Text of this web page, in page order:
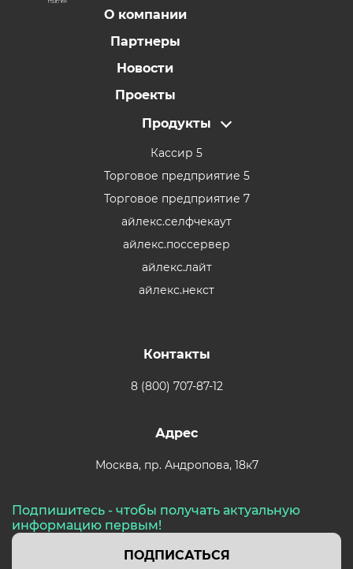
О компании
Партнеры
Новости
Проекты
Продукты
Кассир 5
Торговое предприятие 5
Торговое предприятие 7
айлекс.селфчекаут
айлекс.поссервер
айлекс.лайт
айлекс.некст
Контакты
8 (800) 707-87-12
Адрес
Москва,пр. Андропова, 18к7
Подпишитесь - чтобы получать актуальную
информацию первым!
ПОДПИСАТЬСЯ